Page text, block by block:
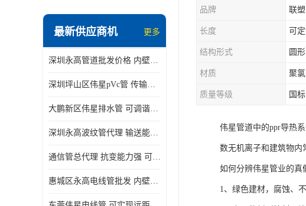
最新供应商机 更多
深圳永高管道批发价格 内壁光滑 抗震性能好
深圳坪山区伟星pVc管 传输损耗小 频率稳定性好
大鹏新区伟星排水管 可调谐性好 大功率 效率高
深圳永高波纹管代理 输送能力强 可以承受高温
通信管总代理 抗变能力强 可耐强震 扭曲
惠城区永高电线管批发 内壁光滑 抗震性能好
品牌 联塑
长度 可定
结构形式 圆形
材质 聚氯
质量等级 国标
伟星管道中的ppr导热
数无机离子和建筑物内
如何分辨伟星管业的真
1、绿色建材，腐蚀、